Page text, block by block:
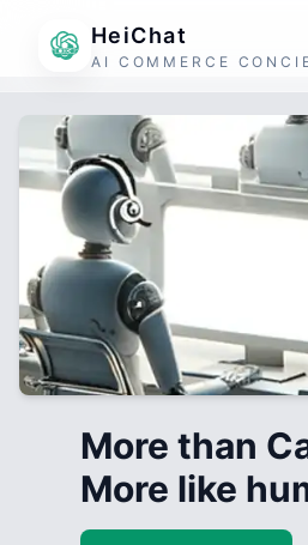
HeiChat
AI COMMERCE
More than
More like